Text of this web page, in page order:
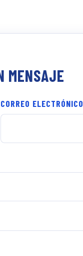
MENSAJE
CORREO ELECTRÓNICO